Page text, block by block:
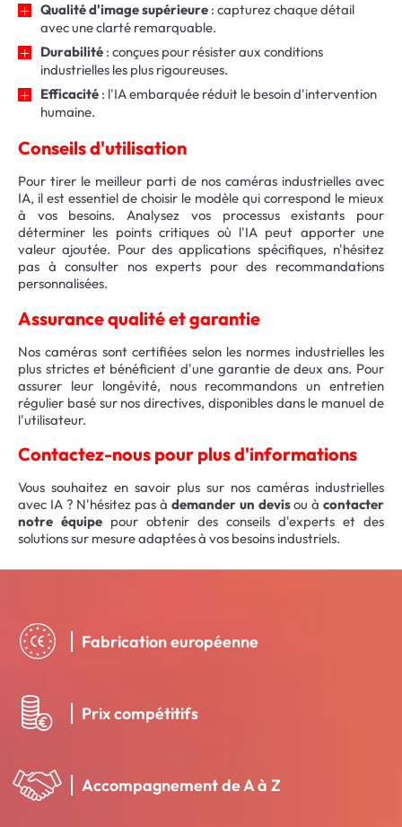
Qualité d'image supérieure : capturez chaque détail
avec une clarté remarquable.
Durabilité : conçues pour résister aux conditions
industrielles les plus rigoureuses.
Efficacité : l'IA embarquée réduit le besoin d'intervention
humaine.
Conseils d'utilisation
Pour tirer le meilleur parti de nos caméras industrielles avec
IA, il est essentiel de choisir le modèle qui correspond le mieux
à vos besoins. Analysez vos processus existants pour
déterminer les points critiques où l'IA peut apporter une
valeur ajoutée. Pour des applications spécifiques, n'hésitez
pas à consulter nos experts pour des recommandations
personnalisées.
Assurance qualité et garantie
Nos caméras sont certifiées selon les normes industrielles les
plus strictes et bénéficient d'une garantie de deux ans. Pour
assurer leur longévité, nous recommandons un entretien
régulier basé sur nos directives, disponibles dans le manuel de
l'utilisateur.
Contactez-nous pour plus d'informations
Vous souhaitez en savoir plus sur nos caméras industrielles
avec IA ? N'hésitez pas à demander un devisou àcontacter
notre équipe pour obtenir des conseils d'experts et des
solutions sur mesure adaptées à vos besoins industriels.
Fabrication européenne
Prix compétitifs
Accompagnement de A à Z